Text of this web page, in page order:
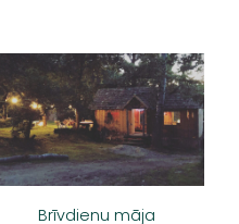
Brīvdienu māja